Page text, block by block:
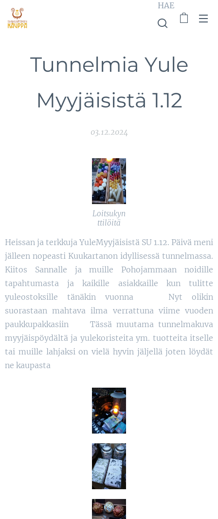
HAE
Tunnelmia Yule
Myyjäisistä 1.12
03.12.2024
Loitsukyn
ttilöitä
Heissan ja terkkuja YuleMyyjäisistä SU 1.12. Päivä meni
jälleen nopeasti Kuukartanon idyllisessä tunnelmassa.
Kiitos Sannalle ja muille Pohojammaan noidille
tapahtumasta ja kaikille asiakkaille kun tulitte
yuleostoksille tänäkin vuonna ❤ Nyt olikin
suorastaan mahtava ilma verrattuna viime vuoden
paukkupakkasiin 😁 Tässä muutama tunnelmakuva
myyjäispöydältä ja yulekoristeita ym. tuotteita itselle
tai muille lahjaksi on vielä hyvin jäljellä joten löydät
ne kaupasta 😃